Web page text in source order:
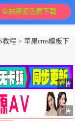
全站资源免费下载
教程 >苹果cms模板下
广告
广告